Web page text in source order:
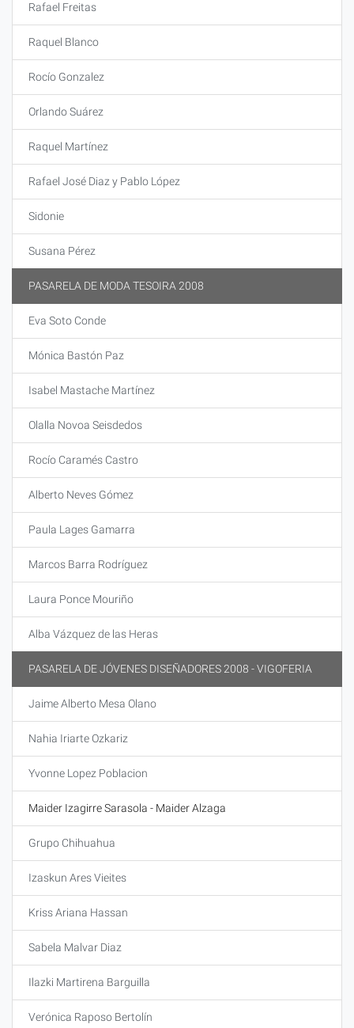
Rafael Freitas
Raquel Blanco
Rocío Gonzalez
Orlando Suárez
Raquel Martínez
Rafael José Diaz y Pablo López
Sidonie
Susana Pérez
PASARELA DE MODA TESOIRA 2008
Eva Soto Conde
Mónica Bastón Paz
Isabel Mastache Martínez
Olalla Novoa Seisdedos
Rocío Caramés Castro
Alberto Neves Gómez
Paula Lages Gamarra
Marcos Barra Rodríguez
Laura Ponce Mouriño
Alba Vázquez de las Heras
PASARELA DE JÓVENES DISEÑADORES 2008 - VIGOFERIA
Jaime Alberto Mesa Olano
Nahia Iriarte Ozkariz
Yvonne Lopez Poblacion
Maider Izagirre Sarasola - Maider Alzaga
Grupo Chihuahua
Izaskun Ares Vieites
Kriss Ariana Hassan
Sabela Malvar Diaz
Ilazki Martirena Barguilla
Verónica Raposo Bertolín